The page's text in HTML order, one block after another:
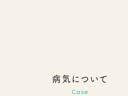
病気について
Case